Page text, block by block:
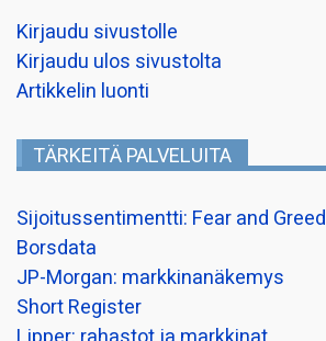
Kirjaudu sivustolle
Kirjaudu ulos sivustolta
Artikkelin luonti
TÄRKEITÄ PALVELUITA
Sijoitussentimentti: Fear and Greed
Borsdata
JP-Morgan: markkinanäkemys
Short Register